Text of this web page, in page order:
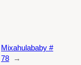
Mixahulababy #
78
→